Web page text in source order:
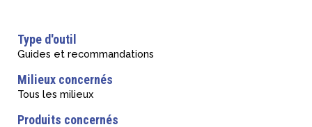
Type d'outil
Guides et recommandations
Milieux concernés
Tous les milieux
Produits concernés